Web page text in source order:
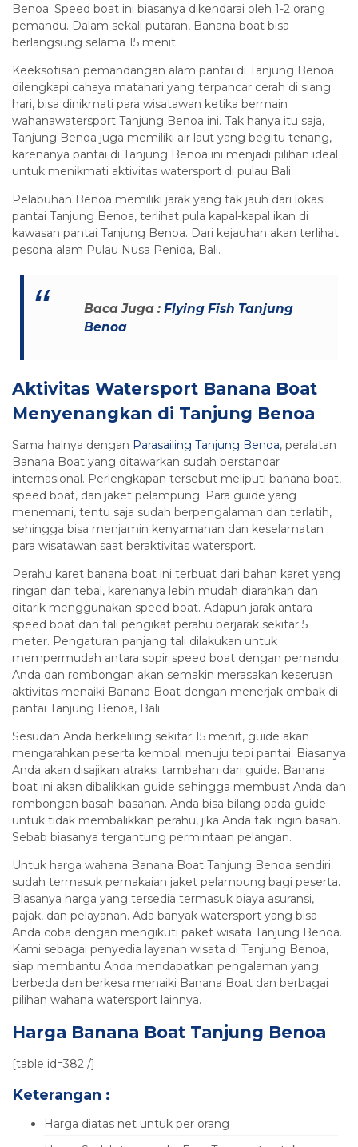
Benoa. Speed boat ini biasanya dikendarai oleh 1-2 orang
pemandu. Dalam sekali putaran, Banana boat bisa
berlangsung selama 15 menit.
Keeksotisan pemandangan alam pantai di Tanjung Benoa
dilengkapi cahaya matahari yang terpancar cerah di siang
hari, bisa dinikmati para wisatawan ketika bermain
wahanawatersport Tanjung Benoa ini. Tak hanya itu saja,
Tanjung Benoa juga memiliki air laut yang begitu tenang,
karenanya pantai di Tanjung Benoa ini menjadi pilihan ideal
untuk menikmati aktivitas watersport di pulau Bali.
Pelabuhan Benoa memiliki jarak yang tak jauh dari lokasi
pantai Tanjung Benoa, terlihat pula kapal-kapal ikan di
kawasan pantai Tanjung Benoa. Dari kejauhan akan terlihat
pesona alam Pulau Nusa Penida, Bali.
Baca Juga :Flying Fish Tanjung
Benoa
Aktivitas Watersport Banana Boat
Menyenangkan di Tanjung Benoa
Sama halnya dengan Parasailing Tanjung Benoa, peralatan
Banana Boat yang ditawarkan sudah berstandar
internasional. Perlengkapan tersebut meliputi banana boat,
speed boat, dan jaket pelampung. Para guide yang
menemani, tentu saja sudah berpengalaman dan terlatih,
sehingga bisa menjamin kenyamanan dan keselamatan
para wisatawan saat beraktivitas watersport.
Perahu karet banana boat ini terbuat dari bahan karet yang
ringan dan tebal, karenanya lebih mudah diarahkan dan
ditarik menggunakan speed boat. Adapun jarak antara
speed boat dan tali pengikat perahu berjarak sekitar 5
meter. Pengaturan panjang tali dilakukan untuk
mempermudah antara sopir speed boat dengan pemandu.
Anda dan rombongan akan semakin merasakan keseruan
aktivitas menaiki Banana Boat dengan menerjak ombak di
pantai Tanjung Benoa, Bali.
Sesudah Anda berkeliling sekitar 15 menit, guide akan
mengarahkan peserta kembali menuju tepi pantai. Biasanya
Anda akan disajikan atraksi tambahan dari guide. Banana
boat ini akan dibalikkan guide sehingga membuat Anda dan
rombongan basah-basahan. Anda bisa bilang pada guide
untuk tidak membalikkan perahu, jika Anda tak ingin basah.
Sebab biasanya tergantung permintaan pelangan.
Untuk harga wahana Banana Boat Tanjung Benoa sendiri
sudah termasuk pemakaian jaket pelampung bagi peserta.
Biasanya harga yang tersedia termasuk biaya asuransi,
pajak, dan pelayanan. Ada banyak watersport yang bisa
Anda coba dengan mengikuti paket wisata Tanjung Benoa.
Kami sebagai penyedia layanan wisata di Tanjung Benoa,
siap membantu Anda mendapatkan pengalaman yang
berbeda dan berkesa menaiki Banana Boat dan berbagai
pilihan wahana watersport lainnya.
Harga Banana Boat Tanjung Benoa
[table id=382 /]
Keterangan :
Harga diatas net untuk per orang